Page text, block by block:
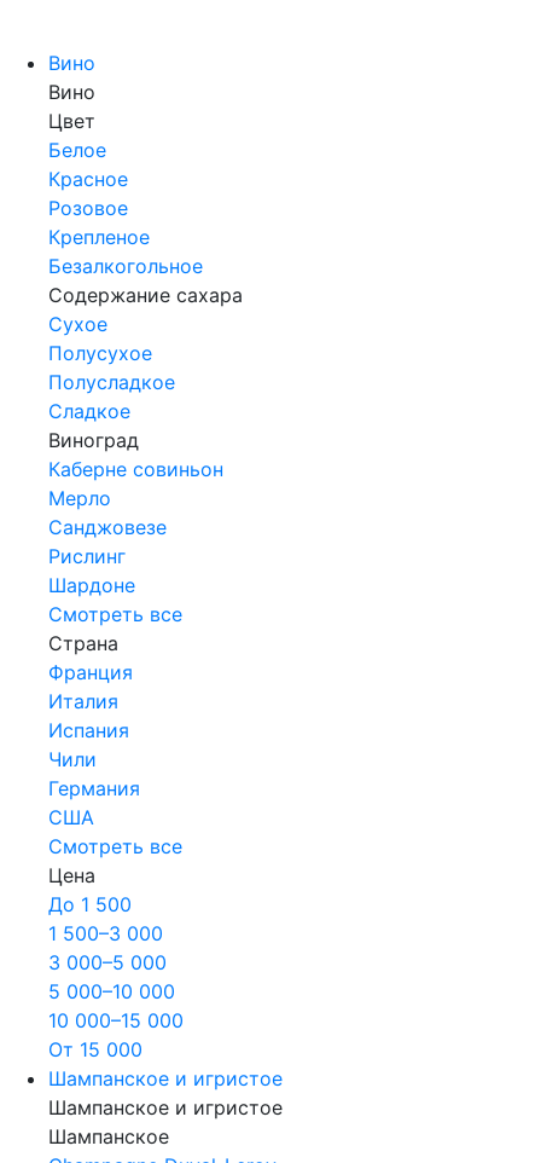
Вино
Вино
Цвет
Белое
Красное
Розовое
Крепленое
Безалкогольное
Содержание сахара
Сухое
Полусухое
Полусладкое
Сладкое
Виноград
Каберне совиньон
Мерло
Санджовезе
Рислинг
Шардоне
Смотреть все
Страна
Франция
Италия
Испания
Чили
Германия
США
Смотреть все
Цена
До 1 500
1 500–3 000
3 000–5 000
5 000–10 000
10 000–15 000
От 15 000
Шампанское и игристое
Шампанское и игристое
Шампанское